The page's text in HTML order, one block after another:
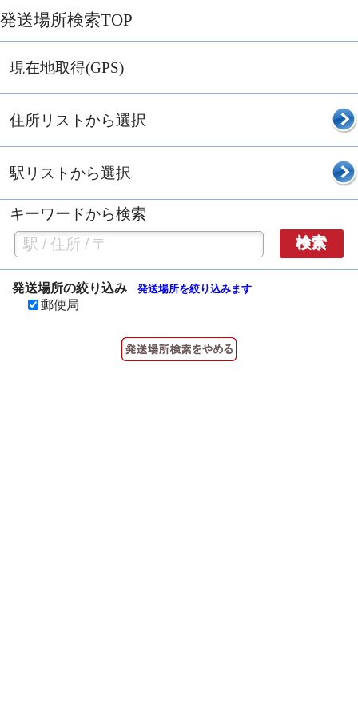
発送場所検索TOP
現在地取得(GPS)
住所リストから選択
駅リストから選択
キーワードから検索
検索
発送場所の絞り込み 発送場所を絞り込みます
郵便局